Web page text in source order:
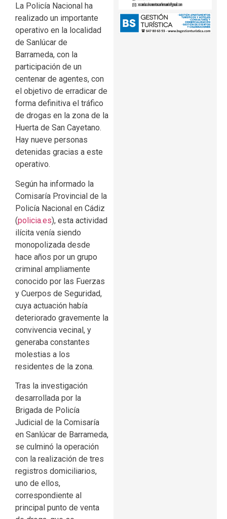
La Policía Nacional ha
realizado un importante
operativo en la localidad
de Sanlúcar de
Barrameda, con la
participación de un
centenar de agentes, con
el objetivo de erradicar de
forma definitiva el tráfico
de drogas en la zona de la
Huerta de San Cayetano.
Hay nueve personas
detenidas gracias a este
operativo.
Según ha informado la
Comisaría Provincial de la
Policía Nacional en Cádiz
(policia.es), esta actividad
ilícita venía siendo
monopolizada desde
hace años por un grupo
criminal ampliamente
conocido por las Fuerzas
y Cuerpos de Seguridad,
cuya actuación había
deteriorado gravemente la
convivencia vecinal, y
generaba constantes
molestias a los
residentes de la zona.
Tras la investigación
desarrollada por la
Brigada de Policía
Judicial de la Comisaría
en Sanlúcar de Barrameda,
se culminó la operación
con la realización de tres
registros domiciliarios,
uno de ellos,
correspondiente al
principal punto de venta